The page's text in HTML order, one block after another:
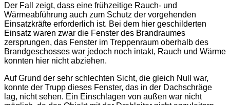
Der Fall zeigt, dass eine frühzeitige Rauch- und
Wärmeabführung auch zum Schutz der vorgehenden
Einsatzkräfte erforderlich ist. Bei dem hier geschilderten
Einsatz waren zwar die Fenster des Brandraumes
zersprungen, das Fenster im Treppenraum oberhalb des
Brandgeschosses war jedoch noch intakt, Rauch und Wärme
konnten hier nicht abziehen.
Auf Grund der sehr schlechten Sicht, die gleich Null war,
konnte der Trupp dieses Fenster, das in der Dachschräge
lag, nicht sehen. Ein Einschlagen von außen war nicht